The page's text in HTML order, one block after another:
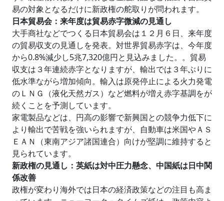
易の対象となるだけに新政権の舵取りが問われます。
日本貿易会：来年度は貿易赤字微減の見通し
大手商社などでつくる日本貿易会は１２月６日、来年度
の貿易収支の見通しを発表。対世界貿易赤字は、今年度
から0.8%減少し5兆7,320億円と見込みました。。貿易
収支は３年連続赤字となりますが、輸出では３年ぶりに
低水準ながら増加傾向。輸入は原発停止による火力発電
のＬＮＧ（液化天然ガス）など燃料が増え赤字基調をが
続くことを予測しています。
家電製品などは、円高の影響で新興国との競争力低下に
より輸出で苦戦を強いられますが、自動車は米国やＡＳ
ＥＡＮ（東南アジア諸国連合）向けが堅調に維持すると
見られています。
新政権の見通し：英紙は対中圧力懸念、中国紙は日中関
係改善
政権が変わり海外では日本の経済政策などの注目も高ま